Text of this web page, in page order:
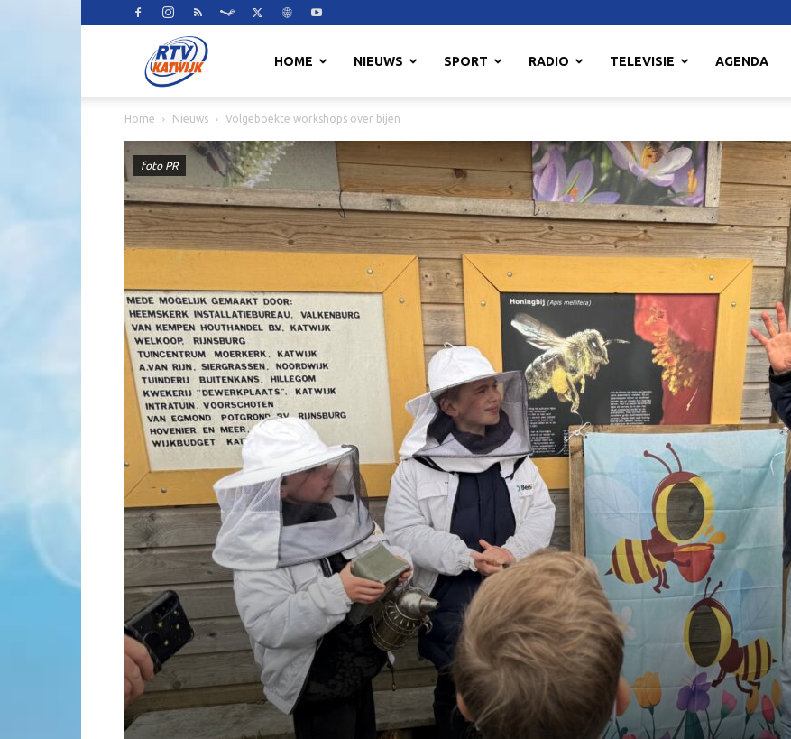
HOME NIEUWS SPORT RADIO TELEVISIE AGENDA
Home Nieuws Volgeboekte workshops over bijen
foto PR